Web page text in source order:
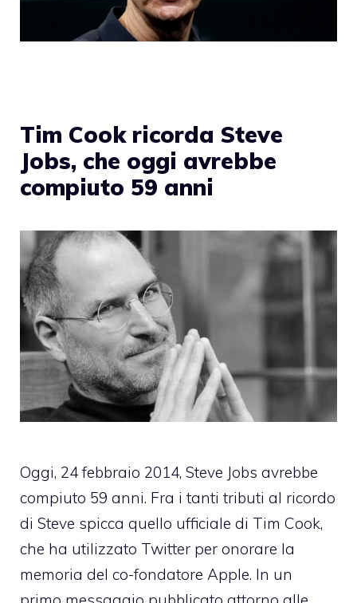
Tim Cook ricorda Steve
Jobs, che oggi avrebbe
compiuto 59 anni
Oggi, 24 febbraio 2014, Steve Jobs avrebbe
compiuto 59 anni. Fra i tanti tributi al ricordo
di Steve spicca quello ufficiale di Tim Cook,
che ha utilizzato Twitter per onorare la
memoria del co-fondatore Apple. In un